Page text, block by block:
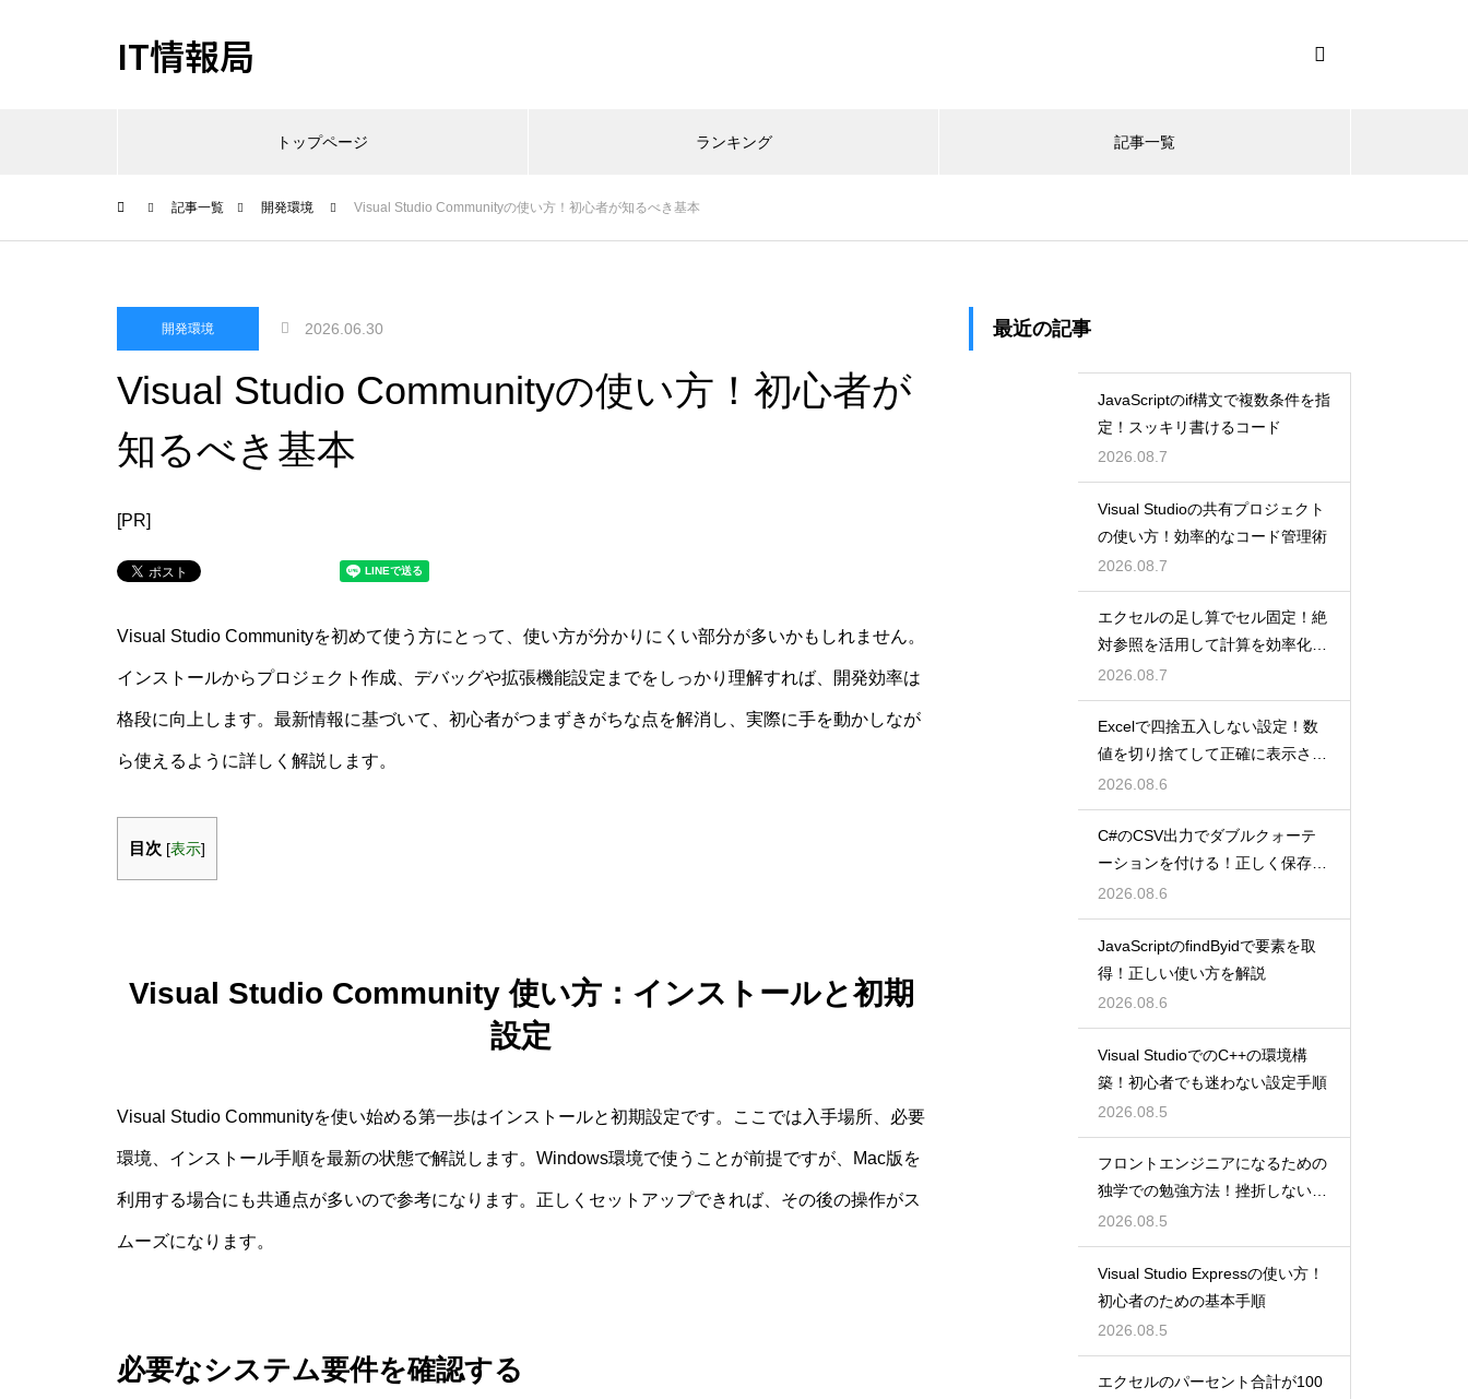
IT情報局
トップページ ランキング 記事一覧
記事一覧 開発環境 Visual Studio Communityの使い方！初心者が知るべき基本
開発環境 2026.06.30
Visual Studio Communityの使い方！初心者が
知るべき基本
[PR]
Visual Studio Communityを初めて使う方にとって、使い方が分かりにくい部分が多いかもしれません。
インストールからプロジェクト作成、デバッグや拡張機能設定までをしっかり理解すれば、開発効率は
格段に向上します。最新情報に基づいて、初心者がつまずきがちな点を解消し、実際に手を動かしなが
ら使えるように詳しく解説します。
目次 [表示]
Visual Studio Community 使い方：インストールと初期
設定
Visual Studio Communityを使い始める第一歩はインストールと初期設定です。ここでは入手場所、必要
環境、インストール手順を最新の状態で解説します。Windows環境で使うことが前提ですが、Mac版を
利用する場合にも共通点が多いので参考になります。正しくセットアップできれば、その後の操作がス
ムーズになります。
必要なシステム要件を確認する
最近の記事
JavaScriptのif構文で複数条件を指
定！スッキリ書けるコード
2026.08.7
Visual Studioの共有プロジェクト
の使い方！効率的なコード管理術
2026.08.7
エクセルの足し算でセル固定！絶
対参照を活用して計算を効率化し
よう
2026.08.7
Excelで四捨五入しない設定！数
値を切り捨てして正確に表示させ
るコツ
2026.08.6
C#のCSV出力でダブルクォーテ
ーションを付ける！正しく保存す
るコツ
2026.08.6
JavaScriptのfindByidで要素を取
得！正しい使い方を解説
2026.08.6
Visual StudioでのC++の環境構
築！初心者でも迷わない設定手順
2026.08.5
フロントエンジニアになるための
独学での勉強方法！挫折しない学
習計画
2026.08.5
Visual Studio Expressの使い方！
初心者のための基本手順
2026.08.5
エクセルのパーセント合計が100